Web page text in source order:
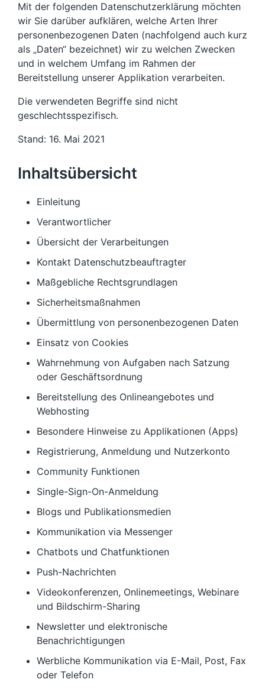
Mit der folgenden Datenschutzerklärung möchten
wir Sie darüber aufklären, welche Arten Ihrer
personenbezogenen Daten (nachfolgend auch kurz
als „Daten“ bezeichnet) wir zu welchen Zwecken
und in welchem Umfang im Rahmen der
Bereitstellung unserer Applikation verarbeiten.
Die verwendeten Begriffe sind nicht
geschlechtsspezifisch.
Stand: 16. Mai 2021
Inhaltsübersicht
Einleitung
Verantwortlicher
Übersicht der Verarbeitungen
Kontakt Datenschutzbeauftragter
Maßgebliche Rechtsgrundlagen
Sicherheitsmaßnahmen
Übermittlung von personenbezogenen Daten
Einsatz von Cookies
Wahrnehmung von Aufgaben nach Satzung
oder Geschäftsordnung
Bereitstellung des Onlineangebotes und
Webhosting
Besondere Hinweise zu Applikationen (Apps)
Registrierung, Anmeldung und Nutzerkonto
Community Funktionen
Single-Sign-On-Anmeldung
Blogs und Publikationsmedien
Kommunikation via Messenger
Chatbots und Chatfunktionen
Push-Nachrichten
Videokonferenzen, Onlinemeetings, Webinare
und Bildschirm-Sharing
Newsletter und elektronische
Benachrichtigungen
Werbliche Kommunikation via E-Mail, Post, Fax
oder Telefon